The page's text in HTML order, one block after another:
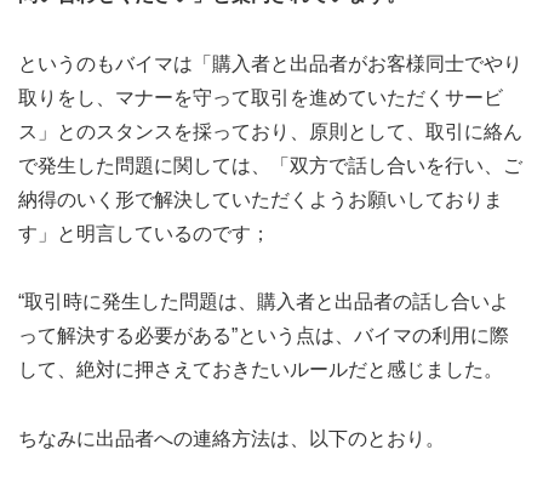
というのもバイマは「購入者と出品者がお客様同士でやり
取りをし、マナーを守って取引を進めていただくサービ
ス」とのスタンスを採っており、原則として、取引に絡ん
で発生した問題に関しては、「双方で話し合いを行い、ご
納得のいく形で解決していただくようお願いしておりま
す」と明言しているのです；
“取引時に発生した問題は、購入者と出品者の話し合いよ
って解決する必要がある”という点は、バイマの利用に際
して、絶対に押さえておきたいルールだと感じました。
ちなみに出品者への連絡方法は、以下のとおり。